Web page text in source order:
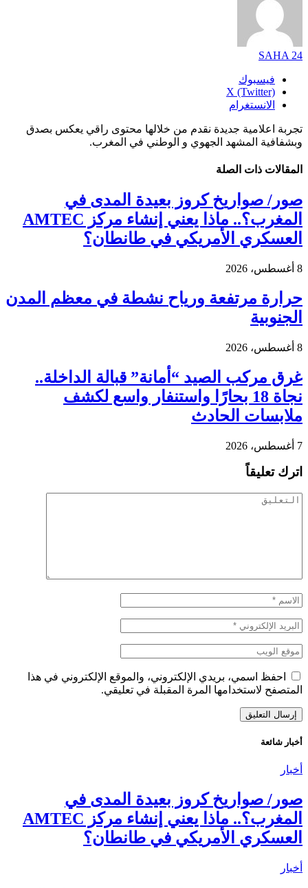
SAHA 24
فيسبوك
X (Twitter)
الانستغرام
تجربة اعلامية جديدة نقدم من خلالها محتوى راقي يعكس بصدق
وبشفافية المشهد الجهوي و الوطني في المغرب.
المقالات ذات الصلة
صور/ صواريخ كروز بعيدة المدى في
المغرب؟.. ماذا يعني إنشاء مركز AMTEC
العسكري الأمريكي في طانطان؟
8 أغسطس، 2026
حرارة مرتفعة ورياح نشطة في معظم المدن
الجنوبية
8 أغسطس، 2026
غرق مركب الصيد “أمانة” قبالة الداخلة..
نجاة 18 بحارًا واستنفار واسع لكشف
ملابسات الحادث
7 أغسطس، 2026
اترك تعليقاً
احفظ اسمي، بريدي الإلكتروني، والموقع الإلكتروني في هذا
المتصفح لاستخدامها المرة المقبلة في تعليقي.
أخبار شائعة
أخبار
صور/ صواريخ كروز بعيدة المدى في
المغرب؟.. ماذا يعني إنشاء مركز AMTEC
العسكري الأمريكي في طانطان؟
أخبار